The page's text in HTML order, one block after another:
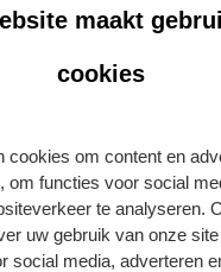
maakt
cookies
cookies om content en
om functies voor social
te analyseren.
uw gebruik van onze
social media, adverteren
per jaar en 8 uur
aan extra criteria op
Eén van de
het produceren van
is Henk Besten.
een bericht over zijn